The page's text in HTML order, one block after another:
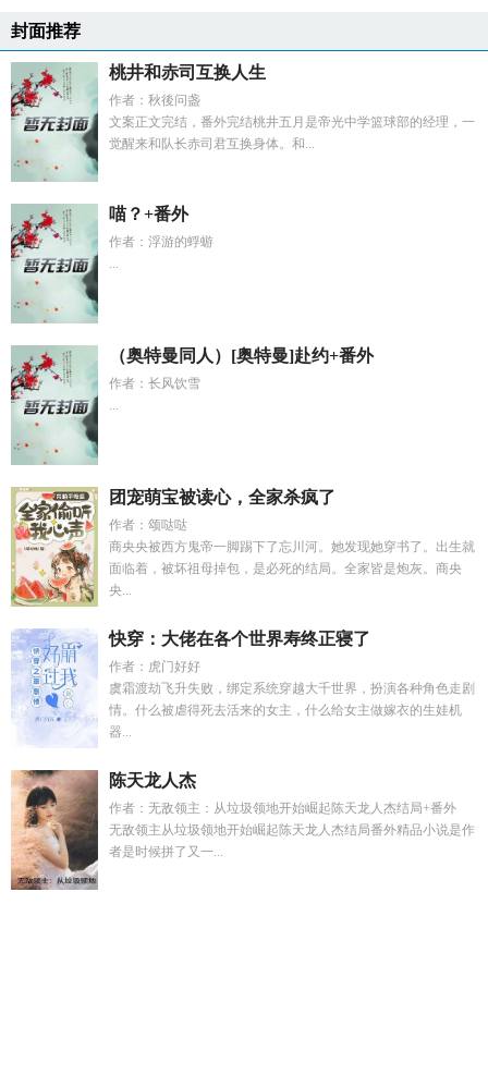
封面推荐
桃井和赤司互换人生
作者：秋後问盏
文案正文完结，番外完结桃井五月是帝光中学篮球部的经理，一
觉醒来和队长赤司君互换身体。和...
喵？+番外
作者：浮游的蜉蝣
...
（奥特曼同人）[奥特曼]赴约+番外
作者：长风饮雪
...
团宠萌宝被读心，全家杀疯了
作者：颂哒哒
商央央被西方鬼帝一脚踢下了忘川河。她发现她穿书了。出生就
面临着，被坏祖母掉包，是必死的结局。全家皆是炮灰。商央
央...
快穿：大佬在各个世界寿终正寝了
作者：虎门好好
虞霜渡劫飞升失败，绑定系统穿越大千世界，扮演各种角色走剧
情。什么被虐得死去活来的女主，什么给女主做嫁衣的生娃机
器...
陈天龙人杰
作者：无敌领主：从垃圾领地开始崛起陈天龙人杰结局+番外
无敌领主从垃圾领地开始崛起陈天龙人杰结局番外精品小说是作
者是时候拼了又一...